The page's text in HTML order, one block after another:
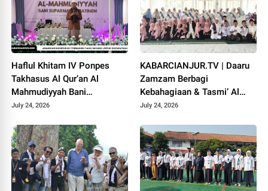
Haflul Khitam IV Ponpes
Takhasus Al Qur’an Al
Mahmudiyyah Bani
Suparman Assatinem
July 24, 2026
KABARCIANJUR.TV | Daaru
Zamzam Berbagi
Kebahagiaan & Tasmi’ Al
Qur’an Sambut Muharram
July 24, 2026